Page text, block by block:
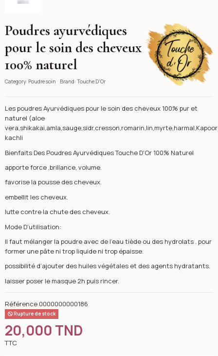
Touche D'Or
Poudres ayurvédiques
pour le soin des cheveux
100% naturel
Category: Poudre soin Brand: Touche D'Or
Les poudres Ayurvédiques pour le soin des cheveux 100% pur et
naturel (aloe
vera,shikakai,amla,sauge,sidr,cresson,romarin,lin,myrte,harmal,Kapoor
kachli
Bienfaits Des Poudres Ayurvédiques Touche D'Or 100% Naturel
apporte force ,brillance, volume.
favorise la pousse des cheveux.
embellit les cheveux.
lutte contre la chute des cheveux.
Mode D'utilisation:
Il faut mélanger la poudre avec de l’eau tiède ou des hydrolats . pour
former une pâte ni trop liquide ni trop épaisse.
possibilité d’ajouter des huiles végétales et des agents hydratants.
laisser poser le masque 2h puis rincer.
Référence 0000000000186
Rupture de stock
20,000 TND
TTC